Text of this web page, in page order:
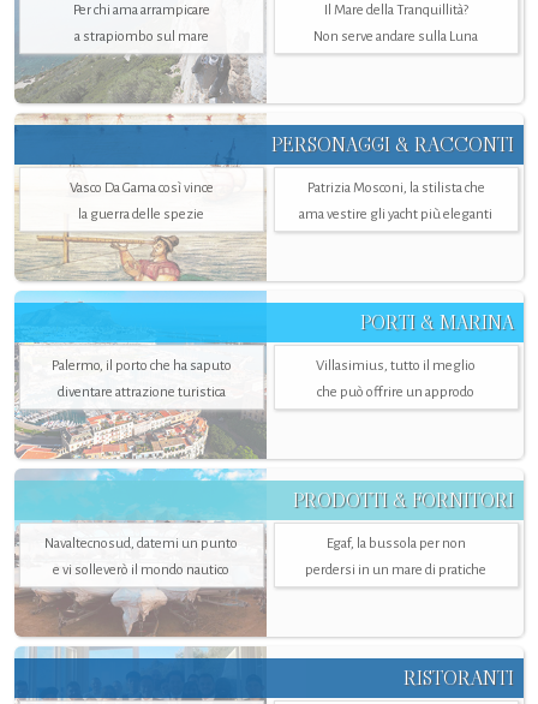
Per chi ama arrampicare
a strapiombo sul mare
Il Mare della Tranquillità?
Non serve andare sulla Luna
PERSONAGGI & RACCONTI
Vasco Da Gama così vince
la guerra delle spezie
Patrizia Mosconi, la stilista che
ama vestire gli yacht più eleganti
PORTI & MARINA
Palermo, il porto che ha saputo
diventare attrazione turistica
Villasimius, tutto il meglio
che può offrire un approdo
PRODOTTI & FORNITORI
Navaltecnosud, datemi un punto
e vi solleverò il mondo nautico
Egaf, la bussola per non
perdersi in un mare di pratiche
RISTORANTI